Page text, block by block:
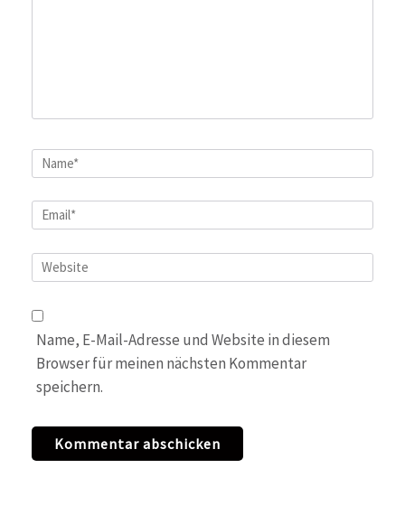
Name*
Email*
Website
Name, E-Mail-Adresse und Website in diesem
Browser für meinen nächsten Kommentar
speichern.